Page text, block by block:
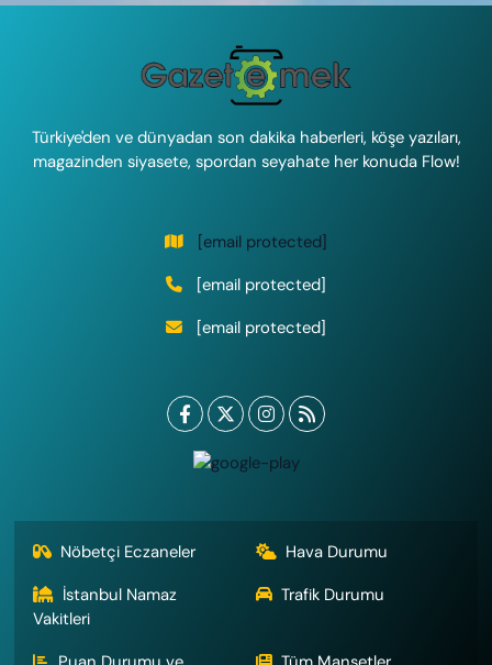
Türkiye'den ve dünyadan son dakika haberleri, köşe yazıları,
magazinden siyasete, spordan seyahate her konuda Flow!
[email protected]
[email protected]
[email protected]
Nöbetçi Eczaneler
Hava Durumu
İstanbul Namaz
Vakitleri
Trafik Durumu